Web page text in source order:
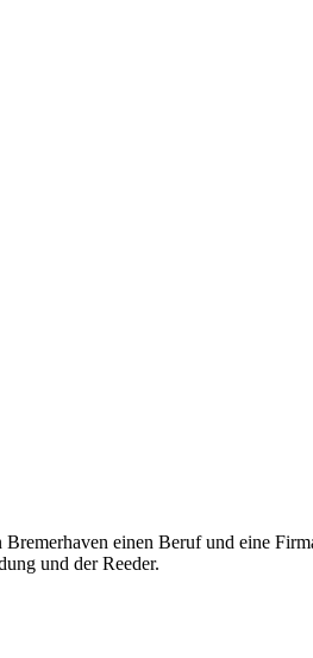
einen Beruf und eine
und der Reeder.